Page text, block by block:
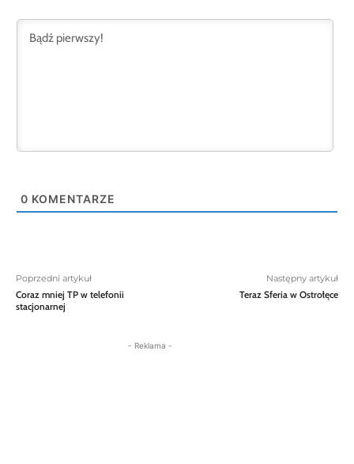
0 KOMENTARZE
Poprzedni artykuł
Coraz mniej TP w telefonii
stacjonarnej
Następny artykuł
Teraz Sferia w Ostrołęce
- Reklama -